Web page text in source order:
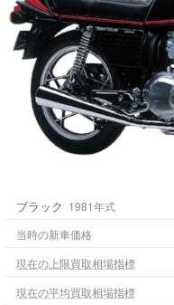
ブラック 1981年式
当時の新車価格
現在の上限買取相場指標
現在の平均買取相場指標